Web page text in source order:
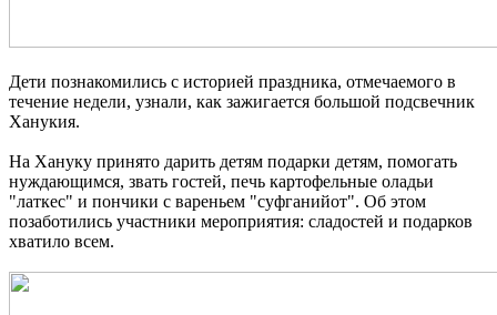
Дети познакомились с историей праздника, отмечаемого в
течение недели, узнали, как зажигается большой подсвечник
Ханукия.
На Хануку принято дарить детям подарки детям, помогать
нуждающимся, звать гостей, печь картофельные оладьи
"латкес" и пончики с вареньем "суфганийот". Об этом
позаботились участники мероприятия: сладостей и подарков
хватило всем.